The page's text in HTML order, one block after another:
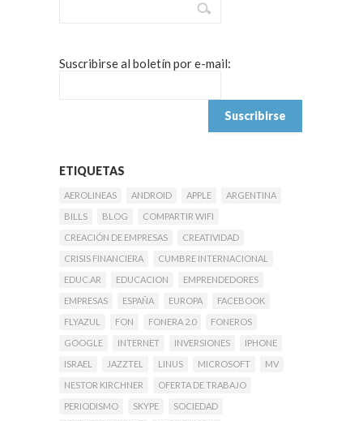
Suscribirse al boletín por e-mail:
ETIQUETAS
AEROLINEAS ANDROID APPLE
ARGENTINA
BILLS
BLOG
COMPARTIR WIFI
CREACIÓN DE EMPRESAS
CREATIVIDAD
CRISIS FINANCIERA
CUMBRE INTERNACIONAL
EDUC.AR
EDUCACION
EMPRENDEDORES
EMPRESAS
ESPAÑA EUROPA
FACEBOOK
FLYAZUL
FON FONERA 2.0
FONEROS
GOOGLE
INTERNET INVERSIONES
IPHONE
ISRAEL
JAZZTEL LINUS MICROSOFT
MV
NESTOR KIRCHNER
OFERTA DE TRABAJO
PERIODISMO
SKYPE
SOCIEDAD